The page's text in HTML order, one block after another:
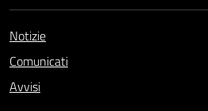
Notizie
Comunicati
Avvisi